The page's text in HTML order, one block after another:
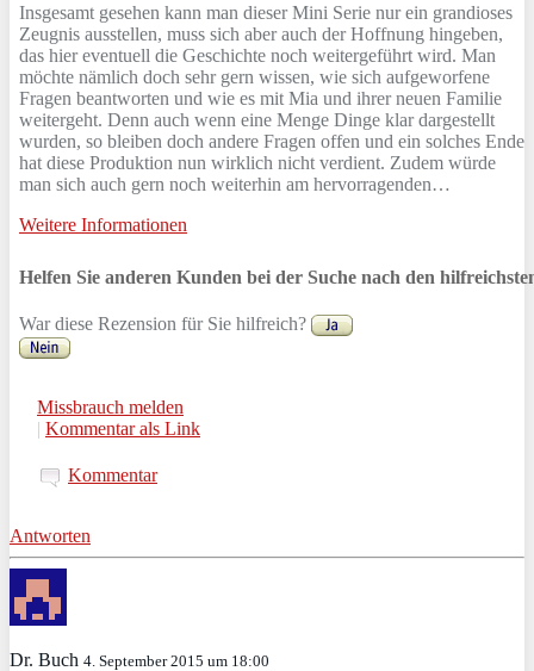
Insgesamt gesehen kann man dieser Mini Serie nur ein grandioses
Zeugnis ausstellen, muss sich aber auch der Hoffnung hingeben,
das hier eventuell die Geschichte noch weitergeführt wird. Man
möchte nämlich doch sehr gern wissen, wie sich aufgeworfene
Fragen beantworten und wie es mit Mia und ihrer neuen Familie
weitergeht. Denn auch wenn eine Menge Dinge klar dargestellt
wurden, so bleiben doch andere Fragen offen und ein solches Ende
hat diese Produktion nun wirklich nicht verdient. Zudem würde
man sich auch gern noch weiterhin am hervorragenden…
Weitere Informationen
Helfen Sie anderen Kunden bei der Suche nach den
War diese Rezension für Sie hilfreich?
Missbrauch melden
| Kommentar als Link
Kommentar
Antworten
Dr. Buch 4. September 2015 um 18:00